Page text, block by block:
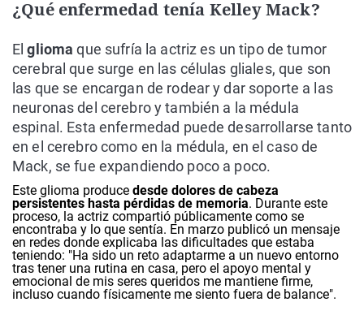
¿Qué enfermedad tenía Kelley Mack?
Elgliomaque sufría la actriz es un tipo de tumor
cerebral que surge en las células gliales, que son
las que se encargan de rodear y dar soporte a las
neuronas del cerebro y también a la médula
espinal. Esta enfermedad puede desarrollarse tanto
en el cerebro como en la médula, en el caso de
Mack, se fue expandiendo poco a poco.
Este glioma produce desde dolores de cabeza
persistentes hasta pérdidas de memoria. Durante este
proceso, la actriz compartió públicamente como se
encontraba y lo que sentía. En marzo publicó un mensaje
en redes donde explicaba las dificultades que estaba
teniendo: "Ha sido un reto adaptarme a un nuevo entorno
tras tener una rutina en casa, pero el apoyo mental y
emocional de mis seres queridos me mantiene firme,
incluso cuando físicamente me siento fuera de balance".